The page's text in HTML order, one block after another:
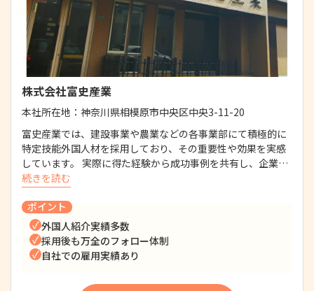
株式会社富史産業
本社所在地： 神奈川県相模原市中央区中央3-11-20
富史産業では、建設事業や農業などの各事業部にて積極的に
特定技能外国人材を採用しており、その重要性や効果を実感
しています。 実際に得た経験から成功事例を共有し、企業…
続きを読む
ポイント
外国人紹介実績多数
採用後も万全のフォロー体制
自社での雇用実績あり